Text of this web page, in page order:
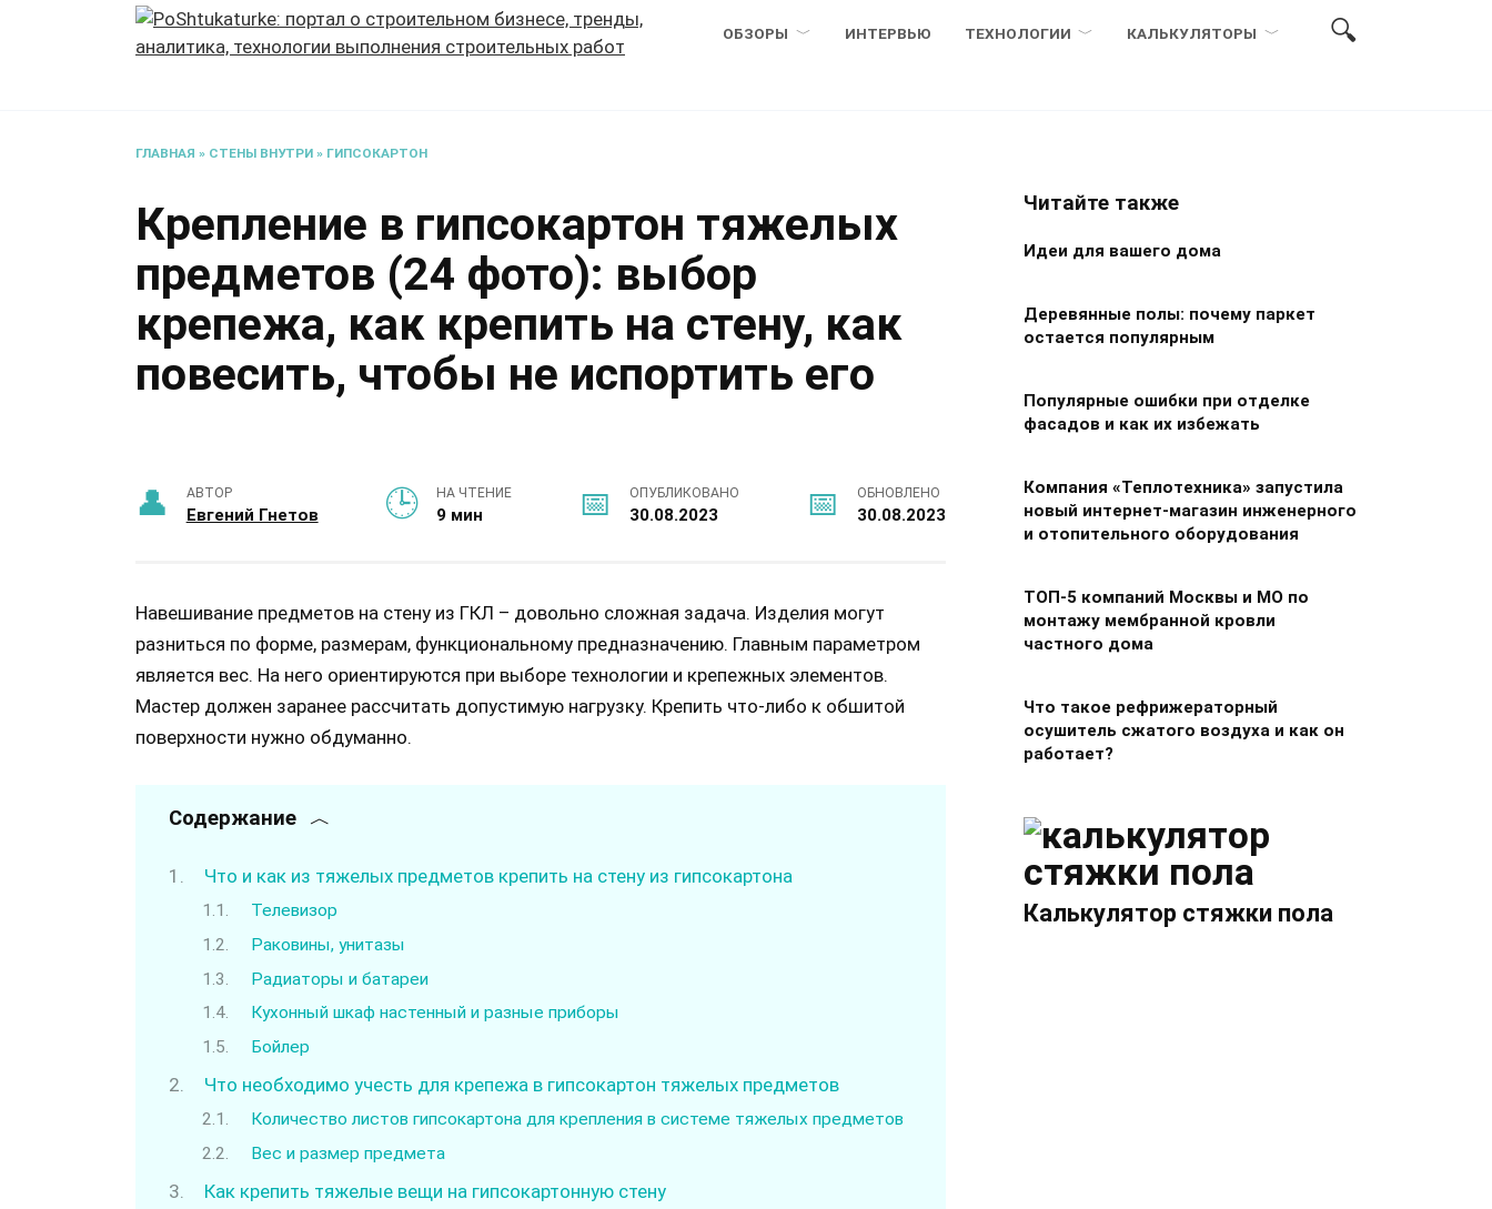
ОБЗОРЫ ИНТЕРВЬЮ ТЕХНОЛОГИИ КАЛЬКУЛЯТОРЫ
ГЛАВНАЯ » СТЕНЫ ВНУТРИ » ГИПСОКАРТОН
Крепление в гипсокартон тяжелых
предметов (24 фото): выбор
крепежа, как крепить на стену, как
повесить, чтобы не испортить его
АВТОР
Евгений Гнетов
НА ЧТЕНИЕ
9 мин
ОПУБЛИКОВАНО
30.08.2023
ОБНОВЛЕНО
30.08.2023
Навешивание предметов на стену из ГКЛ – довольно сложная задача. Изделия могут
разниться по форме, размерам, функциональному предназначению. Главным параметром
является вес. На него ориентируются при выборе технологии и крепежных элементов.
Мастер должен заранее рассчитать допустимую нагрузку. Крепить что-либо к обшитой
поверхности нужно обдуманно.
Содержание
Что и как из тяжелых предметов крепить на стену из гипсокартона
Телевизор
Раковины, унитазы
Радиаторы и батареи
Кухонный шкаф настенный и разные приборы
Бойлер
Что необходимо учесть для крепежа в гипсокартон тяжелых предметов
Количество листов гипсокартона для крепления в системе тяжелых предметов
Вес и размер предмета
Как крепить тяжелые вещи на гипсокартонную стену
Читайте также
Идеи для вашего дома
Деревянные полы: почему паркет
остается популярным
Популярные ошибки при отделке
фасадов и как их избежать
Компания «Теплотехника» запустила
новый интернет-магазин инженерного
и отопительного оборудования
ТОП-5 компаний Москвы и МО по
монтажу мембранной кровли
частного дома
Что такое рефрижераторный
осушитель сжатого воздуха и как он
работает?
Калькулятор стяжки пола